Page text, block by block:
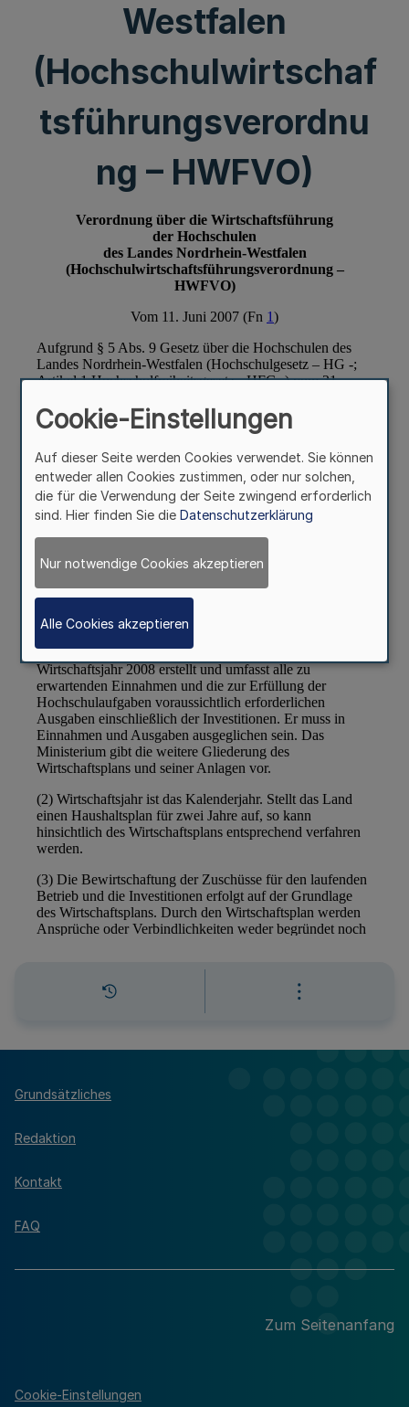
Westfalen
(Hochschulwirtschaf
tsführungsverordnu
ng – HWFVO)
Grundsätzliches
Redaktion
Kontakt
FAQ
Zum Seitenanfang
Cookie-Einstellungen
Cookie-Einstellungen
Auf dieser Seite werden Cookies verwendet. Sie können
entweder allen Cookies zustimmen, oder nur solchen,
die für die Verwendung der Seite zwingend erforderlich
sind. Hier finden Sie die Datenschutzerklärung
Nur notwendige Cookies akzeptieren
Alle Cookies akzeptieren